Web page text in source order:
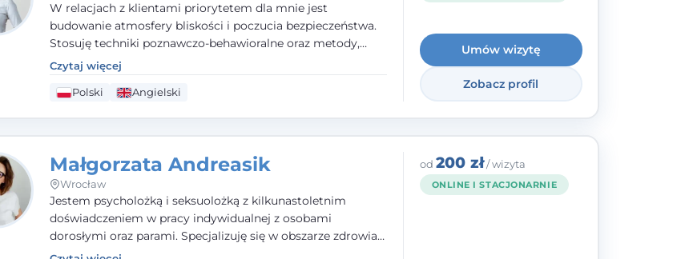
W relacjach z klientami priorytetem dla mnie jest
budowanie atmosfery bliskości i poczucia bezpieczeństwa.
Stosuję techniki poznawczo-behawioralne oraz metody,
które koncentrują się na rozwiązaniach (TSR). Te polegają na
osiąganiu zamierzonych celów (doprowadzeniu do
rozwiązania trudnych sytuacji) poprzez identyfikowanie i
Czytaj więcej
Polski Angielski
Umów wizytę
Zobacz profil
Małgorzata Andreasik
Wrocław
Jestem psycholożką i seksuolożką z kilkunastoletnim
doświadczeniem w pracy indywidualnej z osobami
dorosłymi oraz parami. Specjalizuję się w obszarze zdrowia
seksualnego, żałoby, kryzysów życiowych i wypalenia
od 200 zł/ wizyta
ONLINE I STACJONARNIE